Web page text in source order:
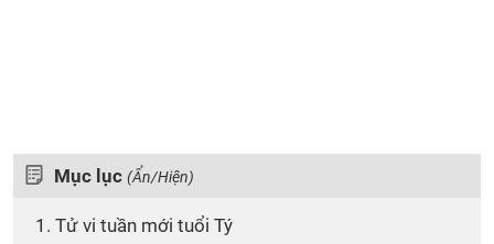
Mục lục (Ẩn/Hiện)
1. Tử vi tuần mới tuổi Tý